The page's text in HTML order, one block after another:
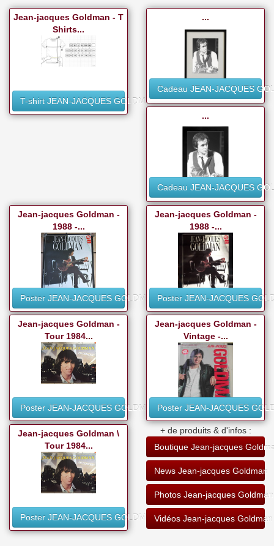
Jean-jacques Goldman - T
Shirts...
T-shirt JEAN-JACQUES GOLDMAN
...
Cadeau JEAN-JACQUES
...
Cadeau JEAN-JACQUES
Jean-jacques Goldman -
1988 -...
Poster JEAN-JACQUES GOLDMAN
Jean-jacques Goldman -
1988 -...
Poster JEAN-JACQUES
Jean-jacques Goldman -
Tour 1984...
Poster JEAN-JACQUES GOLDMAN
Jean-jacques Goldman -
Vintage -...
Poster JEAN-JACQUES
Jean-jacques Goldman \
Tour 1984...
Poster JEAN-JACQUES GOLDMAN
+ de produits & d'infos :
Boutique Jean-jacques
News Jean-jacques Goldman
Photos Jean-jacques Goldman
Vidéos Jean-jacques Goldman